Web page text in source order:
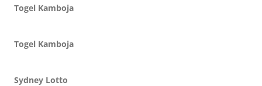
Togel Kamboja
Togel Kamboja
Sydney Lotto